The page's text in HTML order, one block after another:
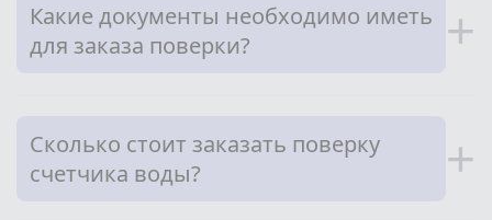
Какие документы необходимо иметь
для заказа поверки?
+
Сколько стоит заказать поверку
счетчика воды?
+